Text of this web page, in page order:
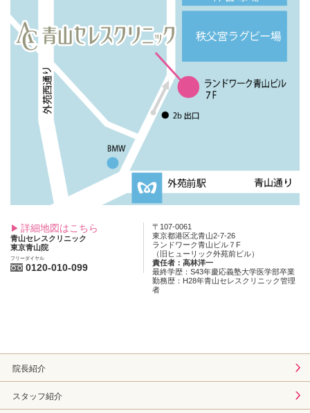
詳細地図はこちら
青山セレスクリニック
東京青山院
フリーダイヤル
0120-010-099
〒107-0061
東京都港区北青山2-7-26
ランドワーク青山ビル７F
（旧ヒューリック外苑前ビル）
責任者：高林洋一
最終学歴：S43年慶応義塾大学医学部卒業
勤務歴：H28年青山セレスクリニック管理
者
院長紹介
スタッフ紹介